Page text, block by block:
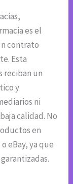
es el
contrato
Esta
reciban un
y
ni
calidad. No
en
eBay, ya que